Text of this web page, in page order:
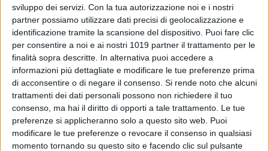
sviluppo dei servizi. Con la tua autorizzazione noi e i nostri
partner possiamo utilizzare dati precisi di geolocalizzazione e
identificazione tramite la scansione del dispositivo. Puoi fare clic
per consentire a noi e ai nostri 1019 partner il trattamento per le
finalità sopra descritte. In alternativa puoi accedere a
informazioni più dettagliate e modificare le tue preferenze prima
di acconsentire o di negare il consenso. Si rende noto che alcuni
trattamenti dei dati personali possono non richiedere il tuo
consenso, ma hai il diritto di opporti a tale trattamento. Le tue
preferenze si applicheranno solo a questo sito web. Puoi
modificare le tue preferenze o revocare il consenso in qualsiasi
momento tornando su questo sito e facendo clic sul pulsante
Beatles, il film di
Sam Mendes
prepara le riprese
ad Abbey Road
di Emanuela Giuliani
SACRIFCE